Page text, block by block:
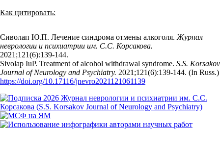
Как цитировать:
Сиволап Ю.П. Лечение синдрома отмены алкоголя. Журнал
неврологии и психиатрии им. С.С. Корсакова.
2021;121(6):139‑144.
Sivolap IuP. Treatment of alcohol withdrawal syndrome. S.S. Korsakov
Journal of Neurology and Psychiatry. 2021;121(6):139‑144. (In Russ.)
https://doi.org/10.17116/jnevro2021121061139